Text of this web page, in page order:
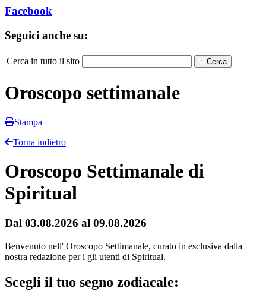
Facebook
Seguici anche su:
Cerca in tutto il sito Cerca
Oroscopo settimanale
Stampa
Torna indietro
Oroscopo Settimanale di
Spiritual
Dal 03.08.2026 al 09.08.2026
Benvenuto nell' Oroscopo Settimanale, curato in esclusiva dalla
nostra redazione per i gli utenti di Spiritual.
Scegli il tuo segno zodiacale: